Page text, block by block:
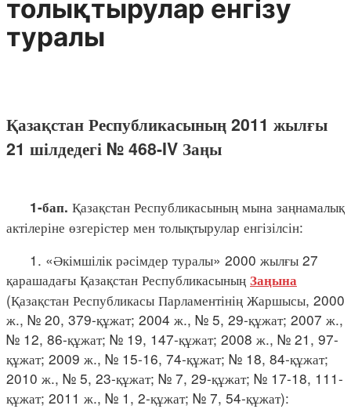
толықтырулар енгізу
туралы
Қазақстан Республикасының 2011 жылғы
21 шілдедегі № 468-IV Заңы
1-бап. Қазақстан Республикасының мына заңнамалық
актілеріне өзгерістер мен толықтырулар енгізілсін:
1. «Әкімшілік рәсімдер туралы» 2000 жылғы 27
қарашадағы Қазақстан Республикасының Заңына
(Қазақстан Республикасы Парламентінің Жаршысы, 2000
ж., № 20, 379-құжат; 2004 ж., № 5, 29-құжат; 2007 ж.,
№ 12, 86-құжат; № 19, 147-құжат; 2008 ж., № 21, 97-
құжат; 2009 ж., № 15-16, 74-құжат; № 18, 84-құжат;
2010 ж., № 5, 23-құжат; № 7, 29-құжат; № 17-18, 111-
құжат; 2011 ж., № 1, 2-құжат; № 7, 54-құжат):